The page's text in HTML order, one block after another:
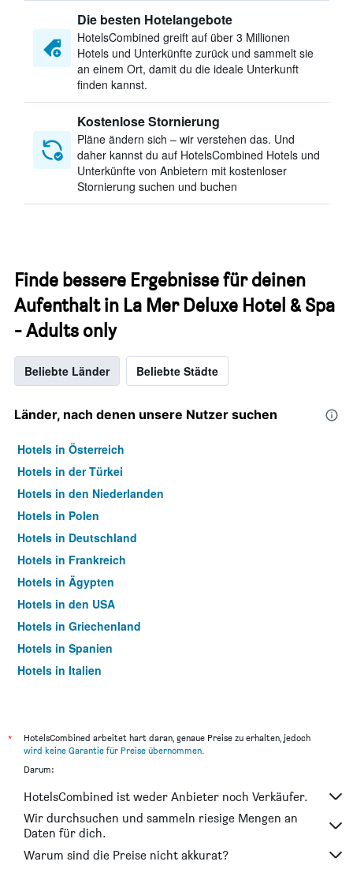
Die besten Hotelangebote
HotelsCombined greift auf über 3 Millionen
Hotels und Unterkünfte zurück und sammelt sie
an einem Ort, damit du die ideale Unterkunft
finden kannst.
Kostenlose Stornierung
Pläne ändern sich – wir verstehen das. Und
daher kannst du auf HotelsCombined Hotels und
Unterkünfte von Anbietern mit kostenloser
Stornierung suchen und buchen
Finde bessere Ergebnisse für deinen
Aufenthalt in La Mer Deluxe Hotel & Spa
- Adults only
Beliebte Länder Beliebte Städte
Länder, nach denen unsere Nutzer suchen
Hotels in Österreich
Hotels in der Türkei
Hotels in den Niederlanden
Hotels in Polen
Hotels in Deutschland
Hotels in Frankreich
Hotels in Ägypten
Hotels in den USA
Hotels in Griechenland
Hotels in Spanien
Hotels in Italien
*
HotelsCombined arbeitet hart daran, genaue Preise zu erhalten, jedoch
wird keine Garantie für Preise übernommen.
Darum:
HotelsCombined ist weder Anbieter noch Verkäufer.
Wir durchsuchen und sammeln riesige Mengen an
Daten für dich.
Warum sind die Preise nicht akkurat?